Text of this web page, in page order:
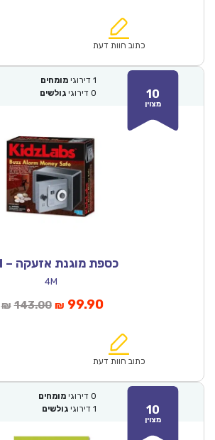
₪71.00.
הוא:
כתוב חוות דעת
10
מצוין
1 דירוגי מומחים
0 דירוגי גולשים
כספת מוגנת אזעקה – 4M
4M
₪ 143.00המחיר
₪143.00.
₪ 99.90המחיר
הוא:
כתוב חוות דעת
10
מצוין
0 דירוגי מומחים
1 דירוגי גולשים